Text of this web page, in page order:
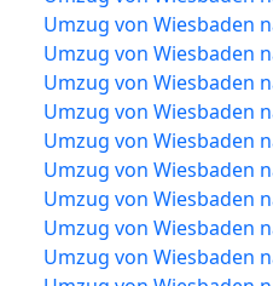
Umzug von Wiesbaden
Umzug von Wiesbaden
Umzug von Wiesbaden
Umzug von Wiesbaden
Umzug von Wiesbaden
Umzug von Wiesbaden
Umzug von Wiesbaden
Umzug von Wiesbaden
Umzug von Wiesbaden